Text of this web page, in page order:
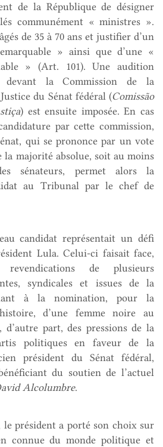
de la République de désigner
communément « ministres ».
de 35 à 70 ans et justifier d’un
» ainsi que d’une «
» (Art. 101). Une audition
la Commission de la
du Sénat fédéral (Comissão
) est ensuite imposée. En cas
par cette commission,
qui se prononce par un vote
la majorité absolue, soit au moins
sénateurs, permet alors la
au Tribunal par le chef de
candidat représentait un défi
Lula. Celui-ci faisait face,
de plusieurs
syndicales et issues de la
à la nomination, pour la
d’une femme noire au
part, des pressions de la
politiques en faveur de la
président du Sénat fédéral,
du soutien de l’actuel
Alcolumbre.
le président a porté son choix sur
connue du monde politique et